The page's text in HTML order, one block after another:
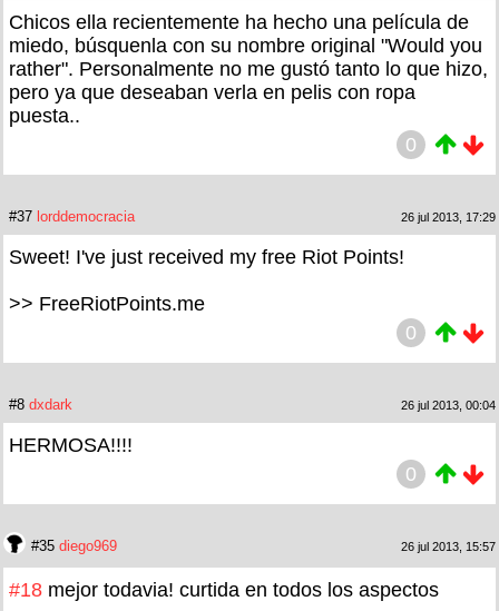
Chicos ella recientemente ha hecho una película de
miedo, búsquenla con su nombre original "Would you
rather". Personalmente no me gustó tanto lo que hizo,
pero ya que deseaban verla en pelis con ropa
puesta..
0
#37 lorddemocracia 26 jul 2013, 17:29
Sweet! I've just received my free Riot Points!
>> FreeRiotPoints.me
0
#8 dxdark 26 jul 2013, 00:04
HERMOSA!!!!
0
#35 diego969 26 jul 2013, 15:57
#18 mejor todavia! curtida en todos los aspectos